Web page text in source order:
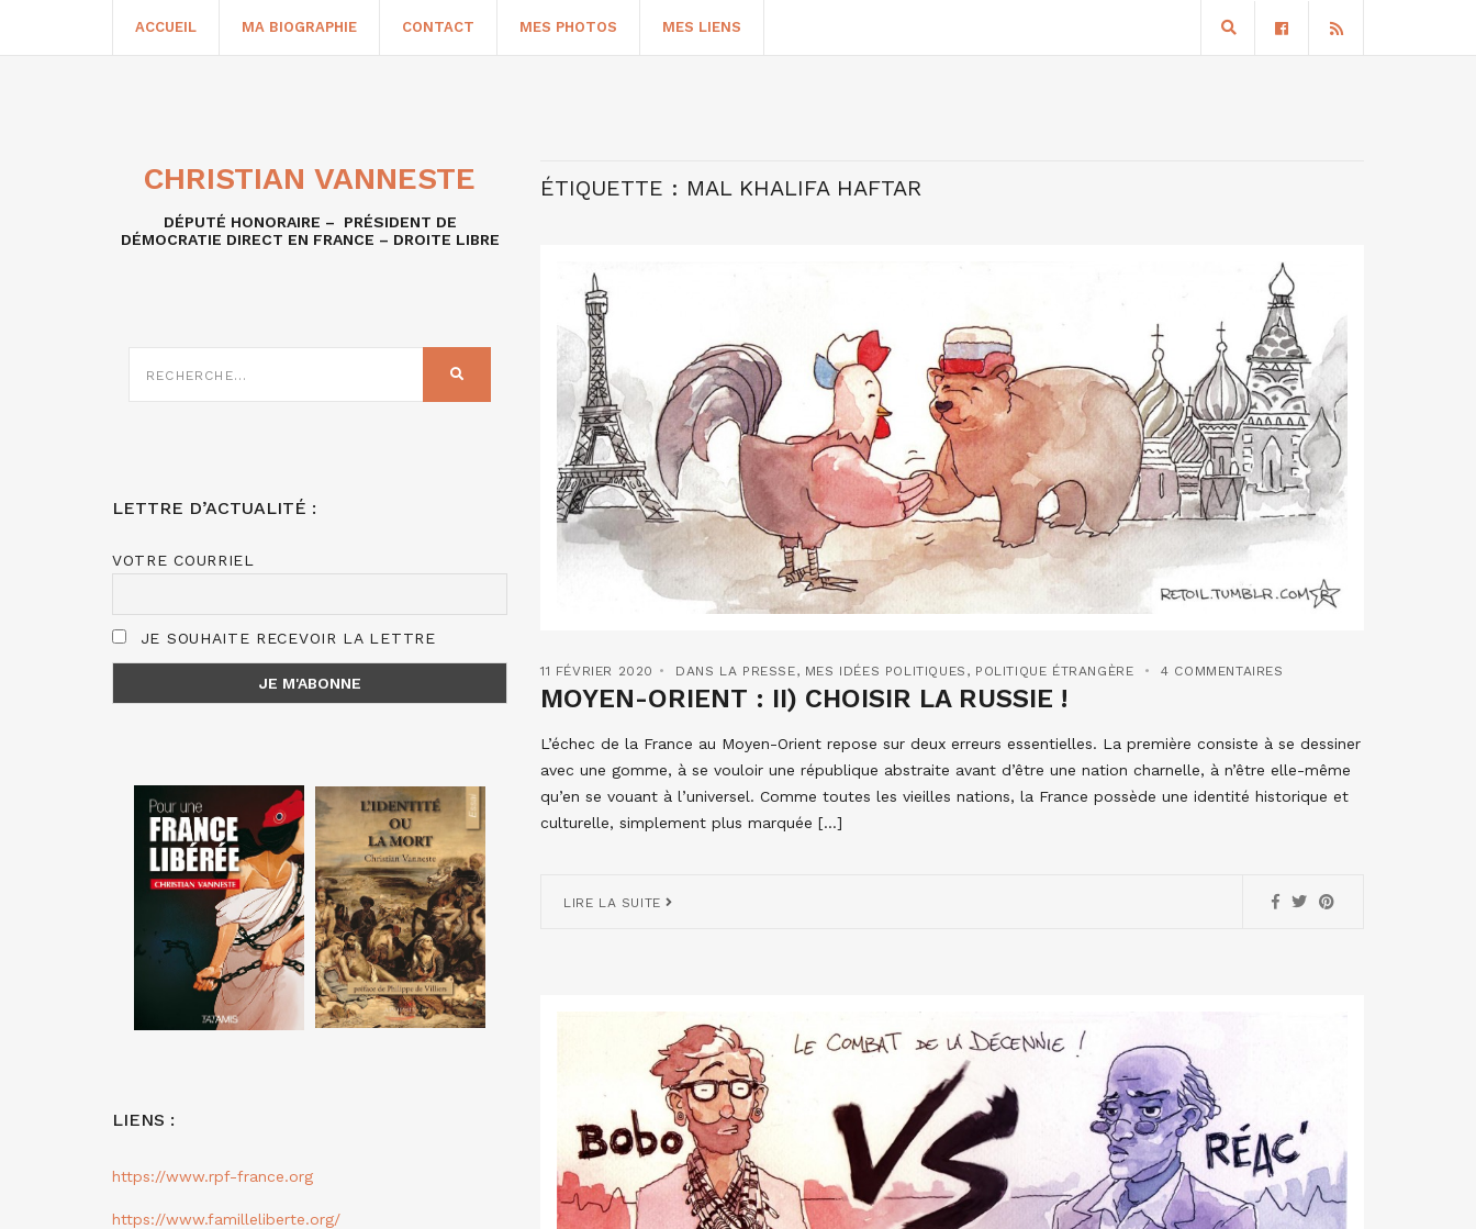
ACCUEIL MA BIOGRAPHIE CONTACT MES PHOTOS MES LIENS
ÉTIQUETTE : MAL KHALIFA HAFTAR
11 FÉVRIER 2020 DANS LA PRESSE, MES IDÉES POLITIQUES , POLITIQUE ÉTRANGÈRE 4 COMMENTAIRES
MOYEN-ORIENT : II) CHOISIR LA RUSSIE !
L’échec de la France au Moyen-Orient repose sur deux erreurs essentielles. La première consiste à se dessiner
avec une gomme, à se vouloir une république abstraite avant d’être une nation charnelle, à n’être elle-même
qu’en se vouant à l’universel. Comme toutes les vieilles nations, la France possède une identité historique et
culturelle, simplement plus marquée […]
LIRE LA SUITE
CHRISTIAN VANNESTE
DÉPUTÉ HONORAIRE – PRÉSIDENT DE
DÉMOCRATIE DIRECT EN FRANCE – DROITE LIBRE
SUR
LETTRE D’ACTUALITÉ :
VOTRE COURRIEL
JE SOUHAITE RECEVOIR LA LETTRE
LIENS :
https://www.rpf-france.org
https://www.familleliberte.org/